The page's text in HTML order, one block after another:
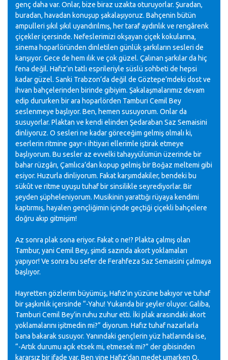
genç daha var. Onlar, bize biraz uzakta oturuyorlar. Şuradan,
buradan, havadan konuşup şakalaşıyoruz. Bahçenin bütün
ampulleri şıkıl şıkıl uyandırılmış, her taraf aydınlık ve rengârenk
çiçekler içersinde. Nefeslerimizi okşayan çiçek kokularına,
sinema hoparlöründen dinletilen günlük şarkıların sesleri de
karışıyor. Gece de hem ılık ve çok güzel. Çalınan şarkılar da hiç
fena değil. Hafız’ın tatlı esprileriyle süslü sohbeti de hepsi
kadar güzel. Sanki Trabzon’da değil de Göztepe’mdeki dost ve
ihvan bahçelerinden birinde gibiyim. Şakalaşmalarımız devam
edip dururken bir ara hoparlörden Tamburi Cemil Bey
seslenmeye başlıyor. Ben, hemen susuyorum. Onlar da
susuyorlar. Plaktan ve kendi elinden Şedaraban Saz Semaisini
dinliyoruz. O sesleri ne kadar göreceğim gelmiş olmalı ki,
eserlerin ritmine gayr-ı ihtiyari ellerimle iştirak etmeye
başlıyorum. Bu sesler az evvelki tahayyülümün üzerinde bir
bahar rüzgârı, Çamlıca’dan kopup gelmiş bir Boğaz meltemi gibi
esiyor. Huzurla dinliyorum. Fakat karşımdakiler, bendeki bu
sükût ve ritme uyuşu tuhaf bir sinsilikle seyrediyorlar. Bir
şeyden şüpheleniyorum. Musikinin yarattığı rüyaya kendimi
kaptırmış, hayalen gençliğimin içinde geçtiği çiçekli bahçelere
doğru akıp gitmişim!
Az sonra plak sona eriyor. Fakat o ne!? Plakta çalmış olan
Tambur, yani Cemil Bey, şimdi sazında akort yoklamaları
yapıyor! Ve sonra bu sefer de Ferahfeza Saz Semaisini çalmaya
başlıyor.
Hayretten gözlerim büyümüş, Hafız’ın yüzüne bakıyor ve tuhaf
bir şaşkınlık içersinde “-Yahu! Yukarıda bir şeyler oluyor. Galiba,
Tamburi Cemil Bey’in ruhu zuhur etti. İki plak arasındaki akort
yoklamalarını işitmedin mi?” diyorum. Hafız tuhaf nazarlarla
bana bakarak susuyor. Yanındaki gençlerin yüz hatlarında ise,
“-Artık durumu açık etsek mi, etmesek mi?” der gibisinden
kararsız bir ifade var. Ben yine Hafız’dan medet umarken O,